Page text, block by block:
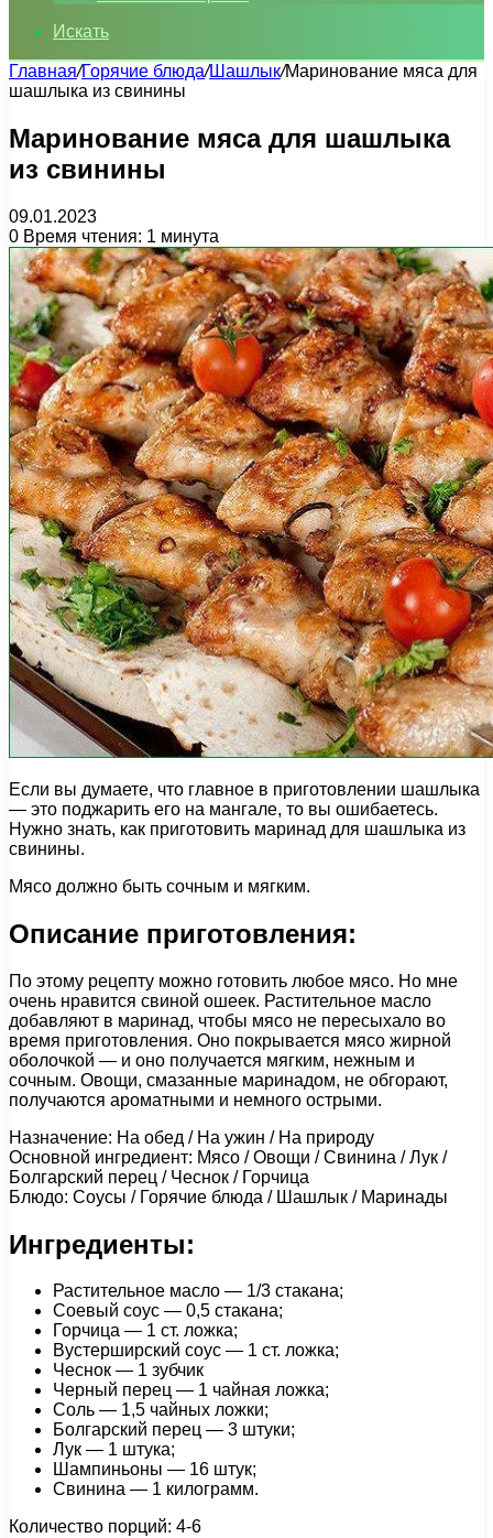
Искать
Главная/Горячие блюда/Шашлык/Маринование мяса для
шашлыка из свинины
Маринование мяса для шашлыка
из свинины
09.01.2023
0 Время чтения: 1 минута
Если вы думаете, что главное в приготовлении шашлыка
— это поджарить его на мангале, то вы ошибаетесь.
Нужно знать, как приготовить маринад для шашлыка из
свинины.
Мясо должно быть сочным и мягким.
Описание приготовления:
По этому рецепту можно готовить любое мясо. Но мне
очень нравится свиной ошеек. Растительное масло
добавляют в маринад, чтобы мясо не пересыхало во
время приготовления. Оно покрывается мясо жирной
оболочкой — и оно получается мягким, нежным и
сочным. Овощи, смазанные маринадом, не обгорают,
получаются ароматными и немного острыми.
Назначение: На обед / На ужин / На природу
Основной ингредиент: Мясо / Овощи / Свинина / Лук /
Болгарский перец / Чеснок / Горчица
Блюдо: Соусы / Горячие блюда / Шашлык / Маринады
Ингредиенты:
Растительное масло — 1/3 стакана;
Соевый соус — 0,5 стакана;
Горчица — 1 ст. ложка;
Вустерширский соус — 1 ст. ложка;
Чеснок — 1 зубчик
Черный перец — 1 чайная ложка;
Соль — 1,5 чайных ложки;
Болгарский перец — 3 штуки;
Лук — 1 штука;
Шампиньоны — 16 штук;
Свинина — 1 килограмм.
Количество порций: 4-6